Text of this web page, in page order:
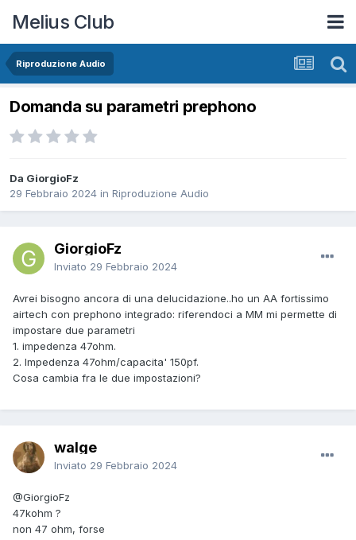
Melius Club
Riproduzione Audio
Domanda su parametri prephono
Da GiorgioFz
29 Febbraio 2024 in Riproduzione Audio
GiorgioFz
Inviato 29 Febbraio 2024
Avrei bisogno ancora di una delucidazione..ho un AA fortissimo
airtech con prephono integrado: riferendoci a MM mi permette di
impostare due parametri
1. impedenza 47ohm.
2. Impedenza 47ohm/capacita' 150pf.
Cosa cambia fra le due impostazioni?
walge
Inviato 29 Febbraio 2024
@GiorgioFz
47kohm ?
non 47 ohm, forse